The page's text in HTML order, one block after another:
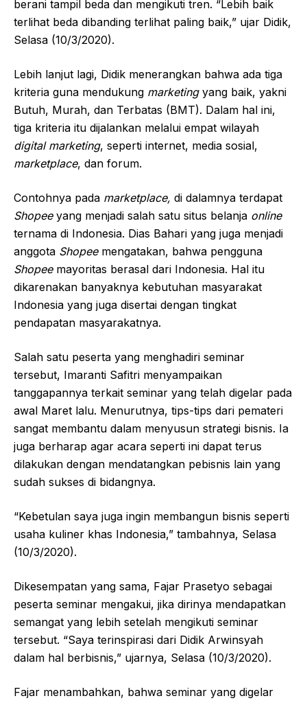
berani tampil beda dan mengikuti tren. “Lebih baik
terlihat beda dibanding terlihat paling baik,” ujar Didik,
Selasa (10/3/2020).
Lebih lanjut lagi, Didik menerangkan bahwa ada tiga
kriteria guna mendukung marketing yang baik, yakni
Butuh, Murah, dan Terbatas (BMT). Dalam hal ini,
tiga kriteria itu dijalankan melalui empat wilayah
digital marketing, seperti internet, media sosial,
marketplace, dan forum.
Contohnya pada marketplace, di dalamnya terdapat
Shopeeyang menjadi salah satu situs belanja online
ternama di Indonesia. Dias Bahari yang juga menjadi
anggota Shopeemengatakan, bahwa pengguna
Shopee mayoritas berasal dari Indonesia. Hal itu
dikarenakan banyaknya kebutuhan masyarakat
Indonesia yang juga disertai dengan tingkat
pendapatan masyarakatnya.
Salah satu peserta yang menghadiri seminar
tersebut, Imaranti Safitri menyampaikan
tanggapannya terkait seminar yang telah digelar pada
awal Maret lalu. Menurutnya, tips-tips dari pemateri
sangat membantu dalam menyusun strategi bisnis. Ia
juga berharap agar acara seperti ini dapat terus
dilakukan dengan mendatangkan pebisnis lain yang
sudah sukses di bidangnya.
“Kebetulan saya juga ingin membangun bisnis seperti
usaha kuliner khas Indonesia,” tambahnya, Selasa
(10/3/2020).
Dikesempatan yang sama, Fajar Prasetyo sebagai
peserta seminar mengakui, jika dirinya mendapatkan
semangat yang lebih setelah mengikuti seminar
tersebut. “Saya terinspirasi dari Didik Arwinsyah
dalam hal berbisnis,” ujarnya, Selasa (10/3/2020).
Fajar menambahkan, bahwa seminar yang digelar